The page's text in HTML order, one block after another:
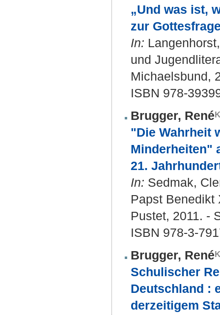
„Und was ist,
zur
In:
und
Michaelsbund,
ISBN 978-
Brugger, René
"Die Wahrheit
Minderheiten"
21.
In: Sedmak,
Papst Benedikt
Pustet, 2011. -
ISBN 978-3-
Brugger, René
Schulischer
Deutschland :
derzeitigem